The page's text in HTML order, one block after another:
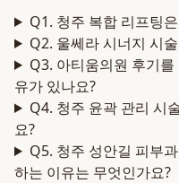
Q1. 청주 복합 리프팅
Q2. 울쎄라 시너지 시
Q3. 아티움의원 후기
유가 있나요?
Q4. 청주 윤곽 관리 시
요?
Q5. 청주 성안길 피부
하는 이유는 무엇인가요?